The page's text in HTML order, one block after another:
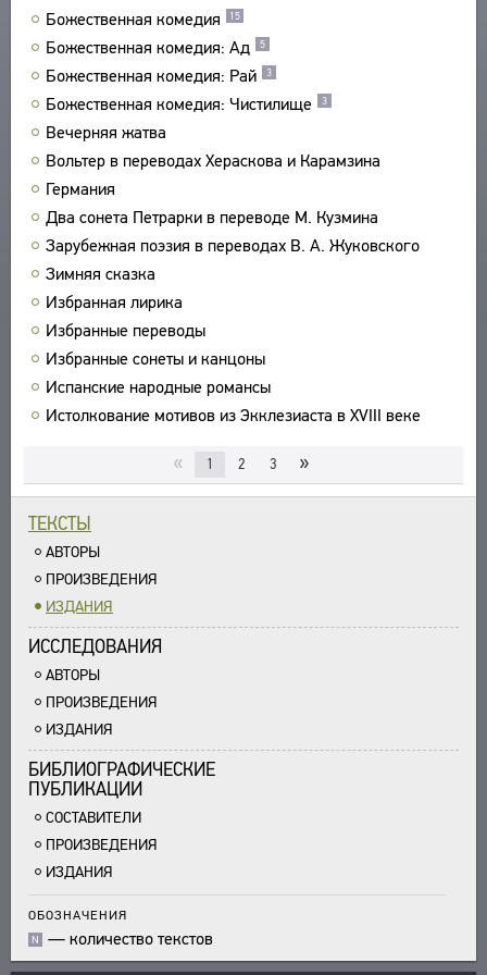
Божественная комедия
15
Божественная комедия: Ад 5
Божественная комедия: Рай 3
Божественная комедия: Чистилище 3
Вечерняя жатва
Вольтер в переводах Хераскова и Карамзина
Германия
Два сонета Петрарки в переводе М. Кузмина
Зарубежная поэзия в переводах В. А. Жуковского
Зимняя сказка
Избранная лирика
Избранные переводы
Избранные сонеты и канцоны
Испанские народные романсы
Истолкование мотивов из Экклезиаста в XVIII веке
« 1 2 3 »
ТЕКСТЫ
АВТОРЫ
ПРОИЗВЕДЕНИЯ
ИЗДАНИЯ
ИССЛЕДОВАНИЯ
АВТОРЫ
ПРОИЗВЕДЕНИЯ
ИЗДАНИЯ
БИБЛИОГРАФИЧЕСКИЕ
ПУБЛИКАЦИИ
СОСТАВИТЕЛИ
ПРОИЗВЕДЕНИЯ
ИЗДАНИЯ
ОБОЗНАЧЕНИЯ
N — количество текстов
ПРОИЗВЕДЕНИЯ
ИЗДАНИЯ
ЭНЦИКЛОПЕДИЯ
СЛОВНИК
ВСЕ БИОСПРАВКИ
ПОЭТЫ
ПЕРЕВОДЧИКИ
ИССЛЕДОВАТЕЛИ
ТЕЗАУРУС
СТРУКТУРА
УКАЗАТЕЛЬ ТЕРМИНОВ
ПОИСК
О ПРОЕКТЕ
КРАТКО О ПРОЕКТЕ
ЦЕЛИ ПРОЕКТА
ПОДСИСТЕМЫ
КОРПУС
БИБЛИОТЕКА
ЭНЦИКЛОПЕДИЯ
ФУНКЦИОНАЛЬНОСТЬ
УКАЗАТЕЛИ
ПОИСК
СВЯЗИ
СОЗДАТЕЛИ ПРОЕКТА
ОБРАТНАЯ СВЯЗЬ
ПОЛЬЗОВАТЕЛЬСКОЕ СОГЛАШЕНИЕ
ЗАКЛАДКИ